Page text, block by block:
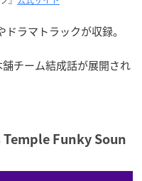
ラマトラックが収録。
チーム結成話が展開され
Temple Funky Soun